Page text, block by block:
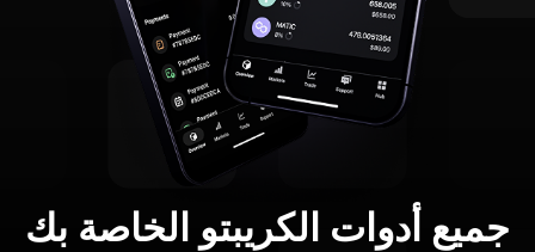
جميع أدوات الكريبتو الخاصة بك